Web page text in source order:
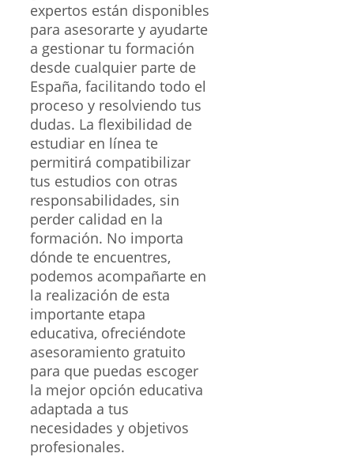
expertos están disponibles
para asesorarte y ayudarte
a gestionar tu formación
desde cualquier parte de
España, facilitando todo el
proceso y resolviendo tus
dudas. La flexibilidad de
estudiar en línea te
permitirá compatibilizar
tus estudios con otras
responsabilidades, sin
perder calidad en la
formación. No importa
dónde te encuentres,
podemos acompañarte en
la realización de esta
importante etapa
educativa, ofreciéndote
asesoramiento gratuito
para que puedas escoger
la mejor opción educativa
adaptada a tus
necesidades y objetivos
profesionales.